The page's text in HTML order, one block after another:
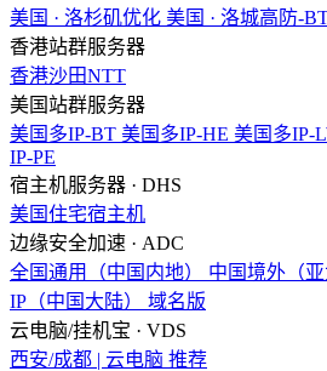
美国 · 洛杉矶优化 美国 · 洛城高防-
香港站群服务器
香港沙田NTT
美国站群服务器
美国多IP-BT 美国多IP-HE 美国多IP-
IP-PE
宿主机服务器 · DHS
美国住宅宿主机
边缘安全加速 · ADC
全国通用（中国内地）
中国境外（亚
IP（中国大陆）
域名版
云电脑/挂机宝 · VDS
西安/成都 | 云电脑 推荐